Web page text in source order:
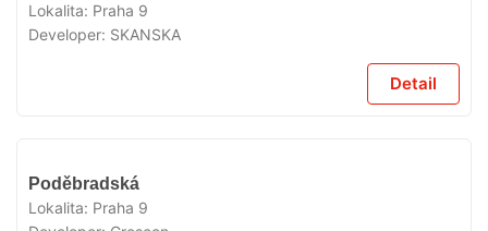
Lokalita: Praha 9
Developer: SKANSKA
Detail
Poděbradská
Lokalita: Praha 9